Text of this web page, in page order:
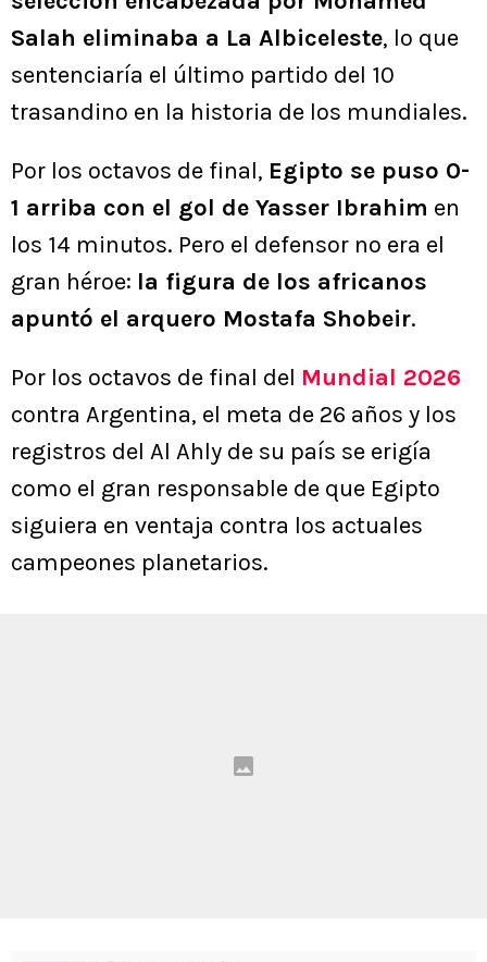
Salah eliminaba a La Albiceleste, lo que
sentenciaría el último partido del 10
trasandino en la historia de los mundiales.
Por los octavos de final, Egipto se puso 0-
1 arriba con el gol de Yasser Ibrahim en
los 14 minutos. Pero el defensor no era el
gran héroe: la figura de los africanos
apuntó el arquero Mostafa Shobeir.
Por los octavos de final del Mundial 2026
contra Argentina, el meta de 26 años y los
registros del Al Ahly de su país se erigía
como el gran responsable de que Egipto
siguiera en ventaja contra los actuales
campeones planetarios.